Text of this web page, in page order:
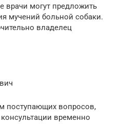
врачи могут предложить
мучений больной собаки.
владелец
поступающих вопросов,
временно